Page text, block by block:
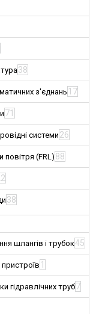
38
з'єднань 17
71
системи26
повітря (FRL) 88
38
шлангів і трубок45
1
гідравлічних труб7